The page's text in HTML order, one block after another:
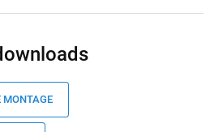
MONTAGE